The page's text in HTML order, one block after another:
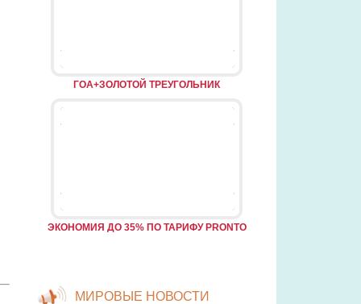
ГОА+ЗОЛОТОЙ ТРЕУГОЛЬНИК
ЭКОНОМИЯ ДО 35% ПО ТАРИФУ PRONTO
МИРОВЫЕ НОВОСТИ